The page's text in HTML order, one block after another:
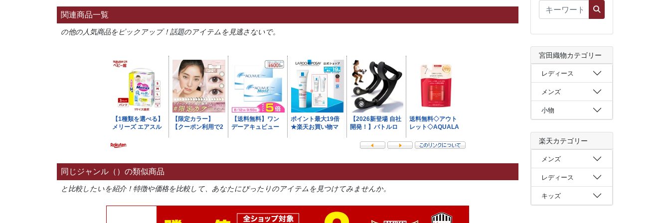
関連商品一覧
の他の人気商品をピックアップ！話題のアイテムを見逃さないで。
同じジャンル（）の類似商品
と比較したいを紹介！特徴や価格を比較して、あなたにぴったりのアイテムを見つけてみませんか。
宮田織物カテゴリー
レディース
メンズ
小物
楽天カテゴリー
メンズ
レディース
キッズ